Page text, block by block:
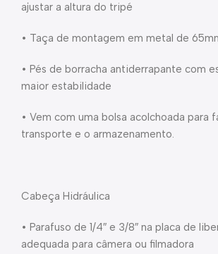
ajustar a altura do tripé
• Taça de montagem em metal de
• Pés de borracha antiderrapante com
maior estabilidade
• Vem com uma bolsa acolchoada para
transporte e o armazenamento.
Cabeça Hidráulica
• Parafuso de 1/4″ e 3/8″ na placa de
adequada para câmera ou filmadora